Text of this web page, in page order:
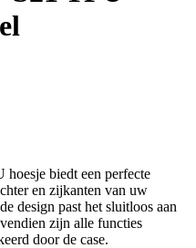
biedt een perfecte
en zijkanten van uw
design past het sluitloos aan
zijn alle functies
door de case.